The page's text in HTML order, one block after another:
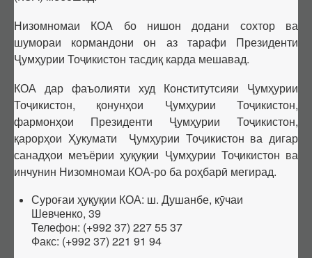
Феҳристи ҳуҷҷатҳои дараҷаи илмӣ
Фармоишҳо оид ба додани дараҷаи илмӣ
Фармоишҳо оид ба маҳрумсозии дараҷаи илмӣ
Фармоишҳо дар бораи рад ва бозхонд кардани диссертатсия
оид ба дарёфти дараҷаи илмӣ
Санадҳои номенклатурӣ
Номенклатураи ихтисосҳои илмӣ
Таснифоти PhD
Феҳристи мувофиқати байни таснифотҳо
Унвонҳои илмӣ
Тартиби додани дараҷа ва унвонҳои илмӣ
Феҳристи ҳуҷҷатҳои унвони илмӣ
Низомномаи КОА бо нишон додани сохтор ва
шумораи кормандони он аз тарафи Президенти
Ҷумҳурии Тоҷикистон тасдиқ карда мешавад.
КОА дар фаъолияти худ Конститутсияи Ҷумҳурии
Тоҷикистон, қонунҳои Ҷумҳурии Тоҷикистон,
фармонҳои Президенти Ҷумҳурии Тоҷикистон,
қарорҳои Ҳукумати Ҷумҳурии Тоҷикистон ва дигар
санадҳои меъёрии ҳуқуқии Ҷумҳурии Тоҷикистон ва
инчунин Низомномаи КОА-ро ба роҳбарӣ мегирад.
Суроғаи ҳуқуқии КОА: ш. Душанбе, кӯчаи
Шевченко, 39
Телефон: (+992 37) 227 55 37
Факс: (+992 37) 221 91 94